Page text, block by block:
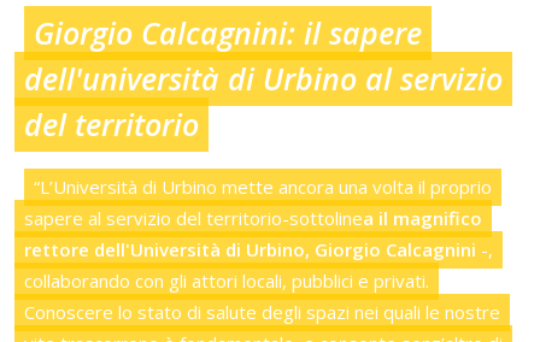
Giorgio Calcagnini: il sapere
dell'università di Urbino al servizio
del territorio
“L’Università di Urbino mette ancora una volta il proprio
sapere al servizio del territorio-sottolinea il magnifico
rettore dell'Università di Urbino, Giorgio Calcagnini -,
collaborando con gli attori locali, pubblici e privati.
Conoscere lo stato di salute degli spazi nei quali le nostre